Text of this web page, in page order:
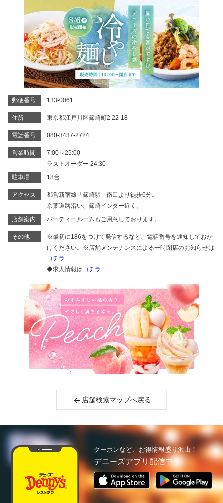
郵便番号 133-0061
住所 東京都江戸川区篠崎町2-22-18
電話番号 080-3437-2724
営業時間
7:00～25:00
ラストオーダー 24:30
駐車場
18台
アクセス
都営新宿線「篠崎駅」南口より徒歩6分。
京葉道路沿い、篠崎インター近く。
店舗案内
パーティールームもご用意しております。
その他
※最初に186をつけて発信するなど、電話番号を通知しておか
けください。※店舗メンテナンスによる一時閉店のお知らせは
コチラ
◆求人情報はコチラ
店舗検索マップへ戻る
クーポンなど、お得情報盛り沢山！
デニーズアプリ配信中！